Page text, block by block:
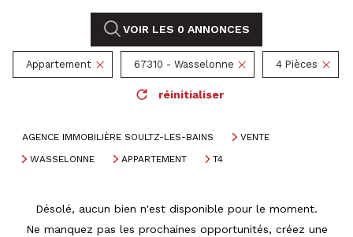
VOIR LES 0 ANNONCES
Appartement 67310 - Wasselonne 4 Pièces
réinitialiser
AGENCE IMMOBILIÈRE SOULTZ-LES-BAINS
VENTE
WASSELONNE
APPARTEMENT T4
Désolé, aucun bien n'est disponible pour le moment.
Ne manquez pas les prochaines opportunités, créez une